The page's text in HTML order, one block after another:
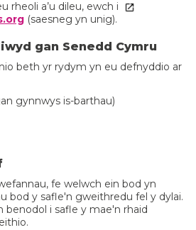
rheoli a’u dileu, ewch i
(saesneg yn unig).
gan Senedd Cymru
beth yr rydym yn eu defnyddio ar
gynnwys is-barthau)
fe welwch ein bod yn
bod y safle'n gweithredu fel y dylai.
benodol i safle y mae'n rhaid